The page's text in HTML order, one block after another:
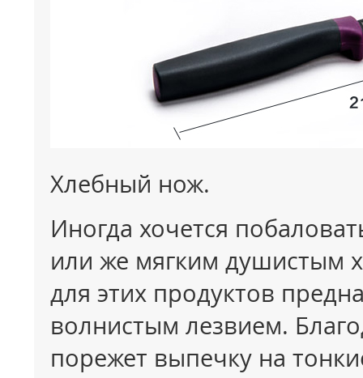
Хлебный нож.
Иногда хочется
или же мягким душистым
для этих продуктов
волнистым лезвием.
порежет выпечку на